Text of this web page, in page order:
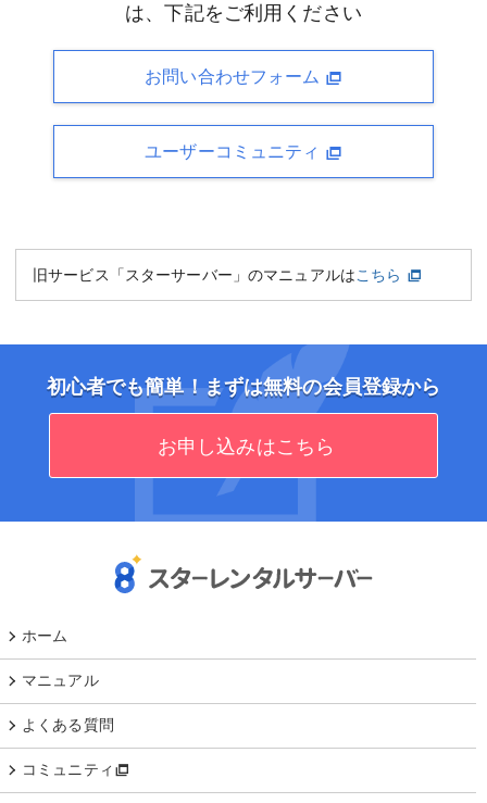
は、下記をご利用ください
お問い合わせフォーム
ユーザーコミュニティ
旧サービス「スターサーバー」のマニュアルはこちら
初心者でも簡単！まずは無料の会員登録から
お申し込みはこちら
ホーム
マニュアル
よくある質問
コミュニティ